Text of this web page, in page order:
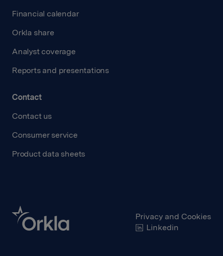
Financial calendar
Orkla share
Analyst coverage
Reports and presentations
Contact
Contact us
Consumer service
Product data sheets
Privacy and Cookies
Linkedin